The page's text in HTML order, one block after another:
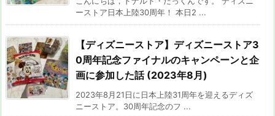
ーストア日本上陸30周年！ 本日2 ...
【ディズニーストア】ディズニーストア3
0周年記念ファイナルのキャンペーンと企
画に参加した話 (2023年8月)
2023年8月21日に日本上陸31周年を迎えるディズ
ニーストア。30周年記念のフ ...